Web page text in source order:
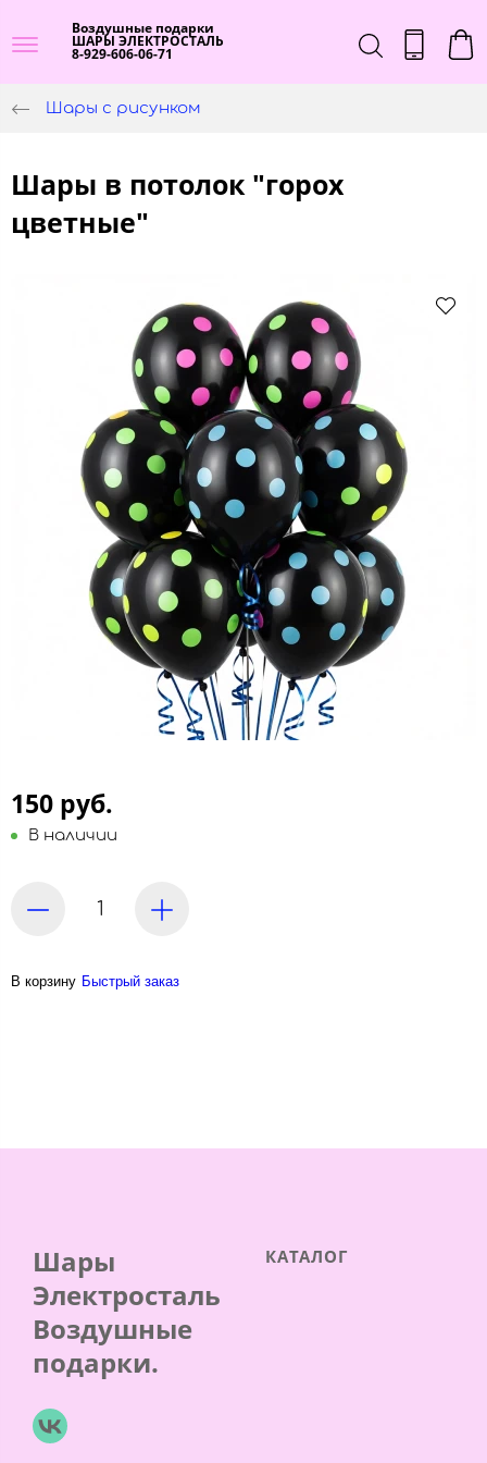
Воздушные подарки
ШАРЫ ЭЛЕКТРОСТАЛЬ
8-929-606-06-71
Шары с рисунком
Шары в потолок "горох
цветные"
150 руб.
В наличии
В корзину Быстрый заказ
Шары
Электросталь
Воздушные
подарки.
КАТАЛОГ